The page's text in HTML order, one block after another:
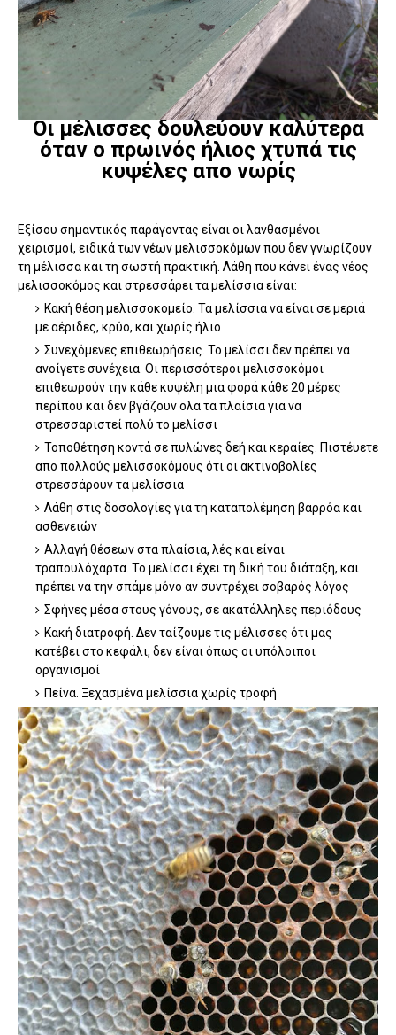
Οι μέλισσες δουλεύουν καλύτερα
όταν ο πρωινός ήλιος χτυπά τις
κυψέλες απο νωρίς
Εξίσου σημαντικός παράγοντας είναι οι λανθασμένοι
χειρισμοί, ειδικά των νέων μελισσοκόμων που δεν γνωρίζουν
τη μέλισσα και τη σωστή πρακτική. Λάθη που κάνει ένας νέος
μελισσοκόμος και στρεσσάρει τα μελίσσια είναι:
Κακή θέση μελισσοκομείο. Τα μελίσσια να είναι σε μεριά
με αέριδες, κρύο, και χωρίς ήλιο
Συνεχόμενες επιθεωρήσεις. Το μελίσσι δεν πρέπει να
ανοίγετε συνέχεια. Οι περισσότεροι μελισσοκόμοι
επιθεωρούν την κάθε κυψέλη μια φορά κάθε 20 μέρες
περίπου και δεν βγάζουν ολα τα πλαίσια για να
στρεσσαριστεί πολύ το μελίσσι
Τοποθέτηση κοντά σε πυλώνες δεή και κεραίες. Πιστέυετε
απο πολλούς μελισσοκόμους ότι οι ακτινοβολίες
στρεσσάρουν τα μελίσσια
Λάθη στις δοσολογίες για τη καταπολέμηση βαρρόα και
ασθενειών
Αλλαγή θέσεων στα πλαίσια, λές και είναι
τραπουλόχαρτα. Το μελίσσι έχει τη δική του διάταξη, και
πρέπει να την σπάμε μόνο αν συντρέχει σοβαρός λόγος
Σφήνες μέσα στους γόνους, σε ακατάλληλες περιόδους
Κακή διατροφή. Δεν ταίζουμε τις μέλισσες ότι μας
κατέβει στο κεφάλι, δεν είναι όπως οι υπόλοιποι
οργανισμοί
Πείνα. Ξεχασμένα μελίσσια χωρίς τροφή